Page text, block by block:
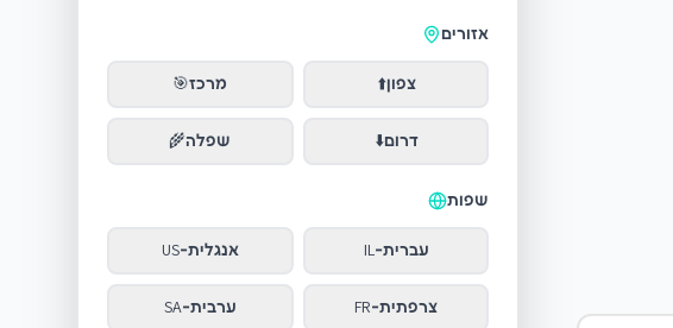
אזורים
צפון⬆️ מרכז🎯
דרום⬇️ שפלה🌾
שפות
עברית-
IL אנגלית-
US
צרפתית-
FR ערבית-
SA